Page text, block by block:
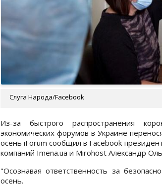
Слуга Народа/Facebook
Из-за быстрого распространения
экономических форумов в Украине
осень iForum сообщил в Facebook
компаний Imena.ua и Mirohost Александр
"Осознавая ответственность за
осень.